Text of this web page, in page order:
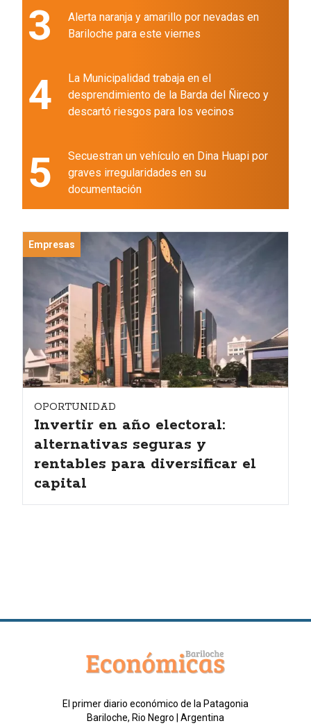
3
Alerta naranja y amarillo por nevadas en
Bariloche para este viernes
4
La Municipalidad trabaja en el
desprendimiento de la Barda del Ñireco y
descartó riesgos para los vecinos
5
Secuestran un vehículo en Dina Huapi por
graves irregularidades en su
documentación
Empresas
OPORTUNIDAD
Invertir en año electoral:
alternativas seguras y
rentables para diversificar el
capital
El primer diario económico de la Patagonia
Bariloche, Rio Negro | Argentina